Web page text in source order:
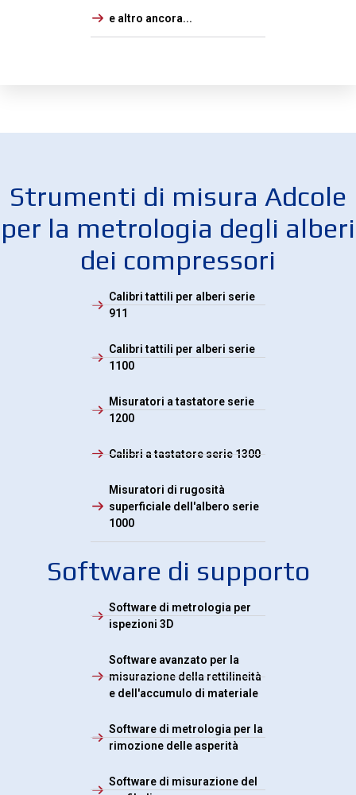
e altro ancora...
Strumenti di misura Adcole
per la metrologia degli alberi
dei compressori
Calibri tattili per alberi serie
911
Calibri tattili per alberi serie
1100
Misuratori a tastatore serie
1200
Calibri a tastatore serie 1300
Misuratori di rugosità
superficiale dell'albero serie
1000
Software di supporto
Software di metrologia per
ispezioni 3D
Software avanzato per la
misurazione della rettilineità
e dell'accumulo di materiale
Software di metrologia per la
rimozione delle asperità
Software di misurazione del